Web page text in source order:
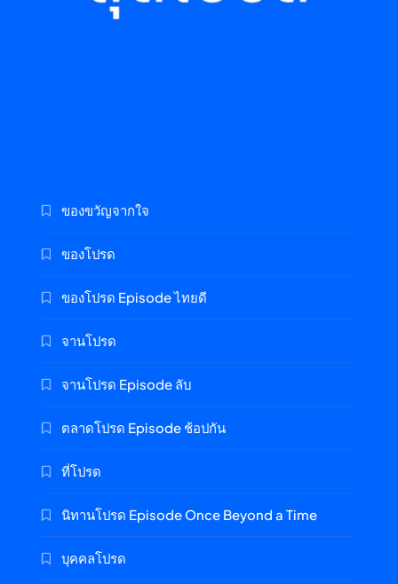
ของขวัญจากใจ
ของโปรด
ของโปรด Episode ไทยดี
จานโปรด
จานโปรด Episode ลับ
ตลาดโปรด Episode ช้อปกัน
ที่โปรด
นิทานโปรด Episode Once Beyond a Time
บุคคลโปรด